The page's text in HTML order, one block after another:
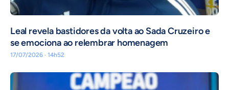
Leal revela bastidores da volta ao Sada Cruzeiro e
se emociona ao relembrar homenagem
17/07/2026 · 14h52